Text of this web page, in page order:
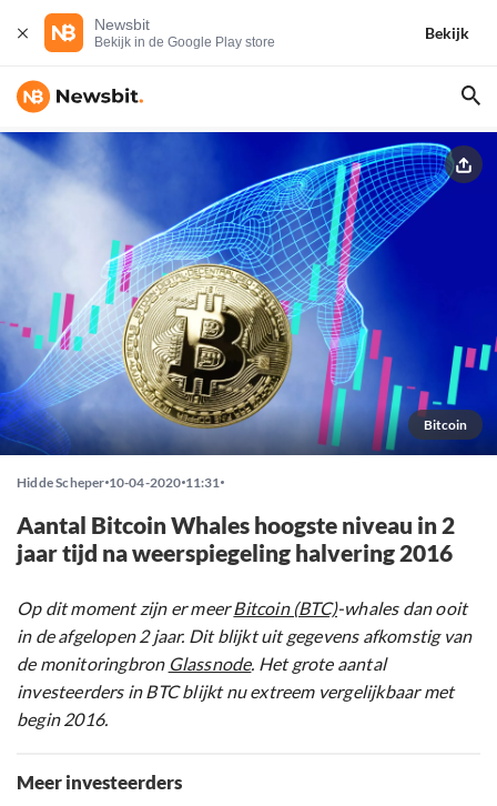
Newsbit
Bekijk in de Google Play store
Bekijk
Bitcoin
Hidde Scheper 10-04-2020 11:31
Aantal Bitcoin Whales hoogste niveau in 2
jaar tijd na weerspiegeling halvering 2016
Op dit moment zijn er meerBitcoin (BTC)-whales dan ooit
in de afgelopen 2 jaar. Dit blijkt uit gegevens afkomstig van
de monitoringbron Glassnode. Het grote aantal
investeerders in BTC blijkt nu extreem vergelijkbaar met
begin 2016.
Meer investeerders